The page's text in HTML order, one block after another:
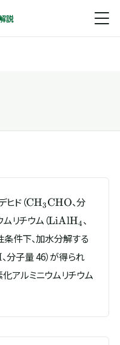
説
ド（CH3CHO、分
リチウム（LiAlH4、
条件下、加水分解する
、分子量 46）が得られ
アルミニウムリチウム